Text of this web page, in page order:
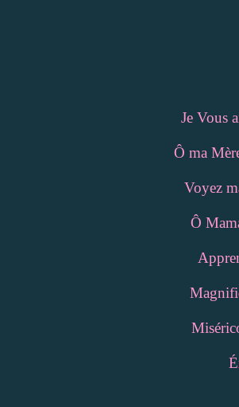
Je Vous
Ô ma
Voyez
Ô